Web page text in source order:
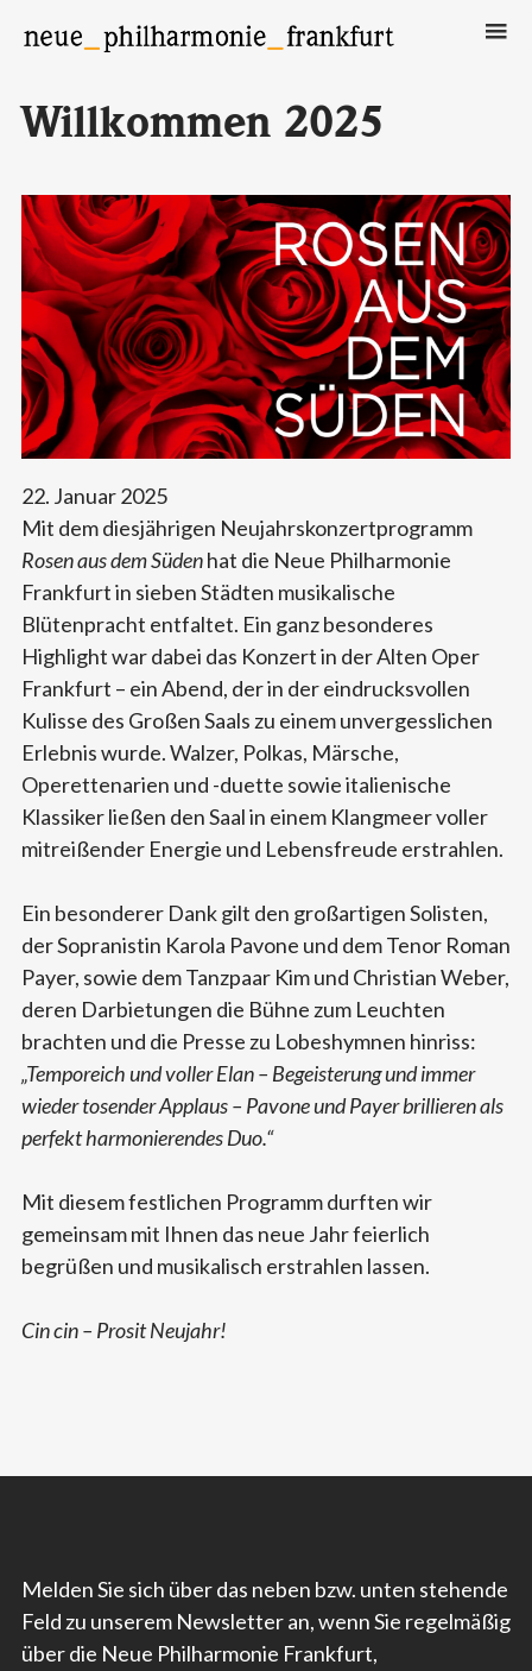
Neue Philharmonie Frankfurt
Das Klassik-Crossover-Orchester
Willkommen 2025
22. Januar 2025
Mit dem diesjährigen Neujahrskonzertprogramm
Rosen aus dem Südenhat die Neue Philharmonie
Frankfurt in sieben Städten musikalische
Blütenpracht entfaltet. Ein ganz besonderes
Highlight war dabei das Konzert in der Alten Oper
Frankfurt – ein Abend, der in der eindrucksvollen
Kulisse des Großen Saals zu einem unvergesslichen
Erlebnis wurde. Walzer, Polkas, Märsche,
Operettenarien und -duette sowie italienische
Klassiker ließen den Saal in einem Klangmeer voller
mitreißender Energie und Lebensfreude erstrahlen.
Ein besonderer Dank gilt den großartigen Solisten,
der Sopranistin Karola Pavone und dem Tenor Roman
Payer, sowie dem Tanzpaar Kim und Christian Weber,
deren Darbietungen die Bühne zum Leuchten
brachten und die Presse zu Lobeshymnen hinriss:
„Temporeich und voller Elan – Begeisterung und immer
wieder tosender Applaus – Pavone und Payer brillieren als
perfekt harmonierendes Duo.“
Mit diesem festlichen Programm durften wir
gemeinsam mit Ihnen das neue Jahr feierlich
begrüßen und musikalisch erstrahlen lassen.
Cin cin – Prosit Neujahr!
Melden Sie sich über das neben bzw. unten stehende
Feld zu unserem Newsletter an, wenn Sie regelmäßig
über die Neue Philharmonie Frankfurt,